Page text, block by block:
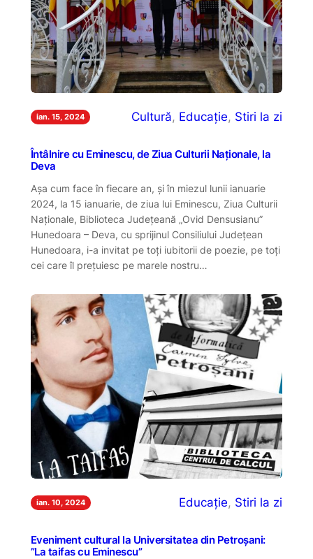
ian. 15, 2024 Cultură, Educație, Stiri la zi
Întâlnire cu Eminescu, de Ziua Culturii Naționale, la
Deva
Așa cum face în fiecare an, și în miezul lunii ianuarie
2024, la 15 ianuarie, de ziua lui Eminescu, Ziua Culturii
Naționale, Biblioteca Județeană „Ovid Densusianu”
Hunedoara – Deva, cu sprijinul Consiliului Județean
Hunedoara, i-a invitat pe toți iubitorii de poezie, pe toți
cei care îl prețuiesc pe marele nostru…
ian. 10, 2024 Educație, Stiri la zi
Eveniment cultural la Universitatea din Petroșani:
”La taifas cu Eminescu”